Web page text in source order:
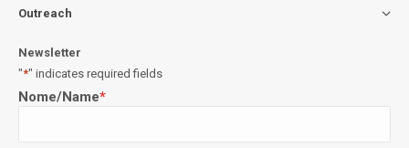
Outreach
Newsletter
"*" indicates required fields
Nome/Name*